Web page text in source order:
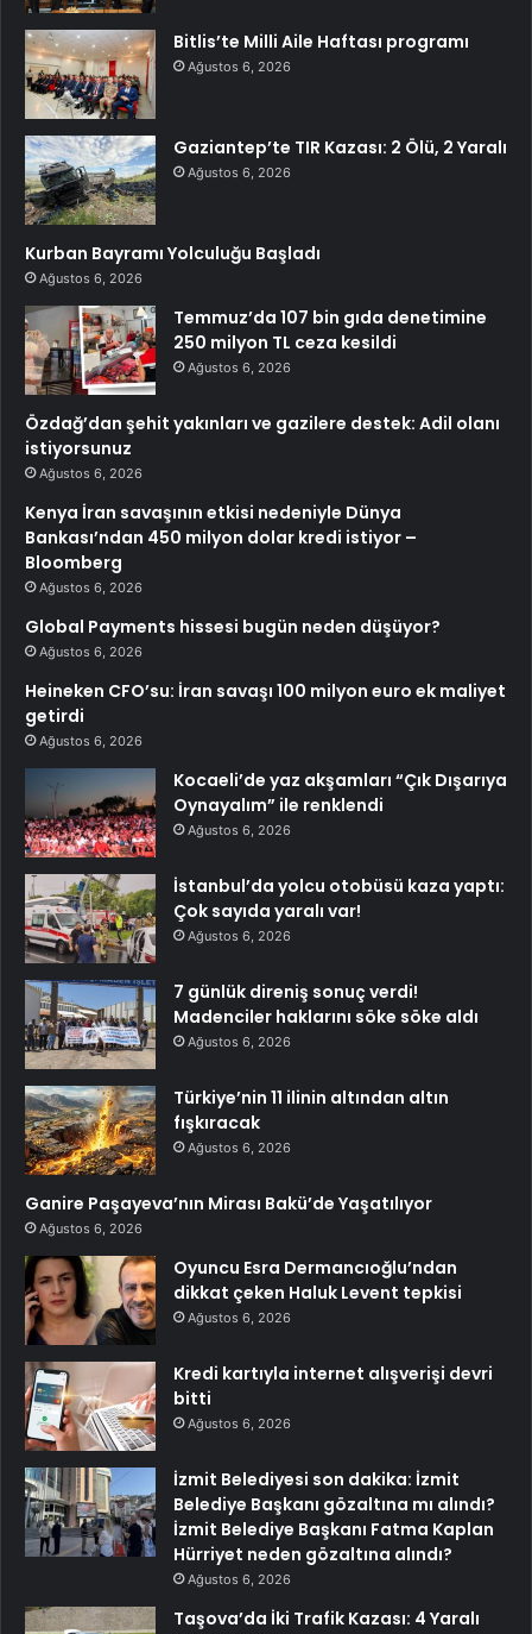
Bitlis’te Milli Aile Haftası programı
Ağustos 6, 2026
Gaziantep’te TIR Kazası: 2 Ölü, 2 Yaralı
Ağustos 6, 2026
Kurban Bayramı Yolculuğu Başladı
Ağustos 6, 2026
Temmuz’da 107 bin gıda denetimine
250 milyon TL ceza kesildi
Ağustos 6, 2026
Özdağ’dan şehit yakınları ve gazilere destek: Adil olanı
istiyorsunuz
Ağustos 6, 2026
Kenya İran savaşının etkisi nedeniyle Dünya
Bankası’ndan 450 milyon dolar kredi istiyor –
Bloomberg
Ağustos 6, 2026
Global Payments hissesi bugün neden düşüyor?
Ağustos 6, 2026
Heineken CFO’su: İran savaşı 100 milyon euro ek maliyet
getirdi
Ağustos 6, 2026
Kocaeli’de yaz akşamları “Çık Dışarıya
Oynayalım” ile renklendi
Ağustos 6, 2026
İstanbul’da yolcu otobüsü kaza yaptı:
Çok sayıda yaralı var!
Ağustos 6, 2026
7 günlük direniş sonuç verdi!
Madenciler haklarını söke söke aldı
Ağustos 6, 2026
Türkiye’nin 11 ilinin altından altın
fışkıracak
Ağustos 6, 2026
Ganire Paşayeva’nın Mirası Bakü’de Yaşatılıyor
Ağustos 6, 2026
Oyuncu Esra Dermancıoğlu’ndan
dikkat çeken Haluk Levent tepkisi
Ağustos 6, 2026
Kredi kartıyla internet alışverişi devri
bitti
Ağustos 6, 2026
İzmit Belediyesi son dakika: İzmit
Belediye Başkanı gözaltına mı alındı?
İzmit Belediye Başkanı Fatma Kaplan
Hürriyet neden gözaltına alındı?
Ağustos 6, 2026
Taşova’da İki Trafik Kazası: 4 Yaralı